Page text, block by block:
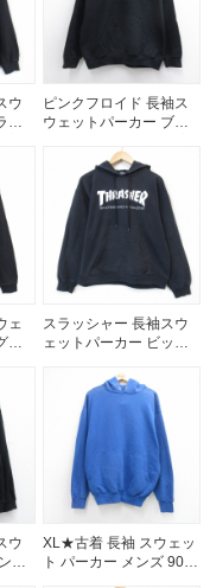
ウ
ッ
ピンクフロイド 長袖ス
ウェットパーカー ブラ
ェ
スラッシャー 長袖スウ
ェットパーカー ビッグ
ウ
ズ
XL★古着 長袖 スウェッ
ト パーカー メンズ 90年